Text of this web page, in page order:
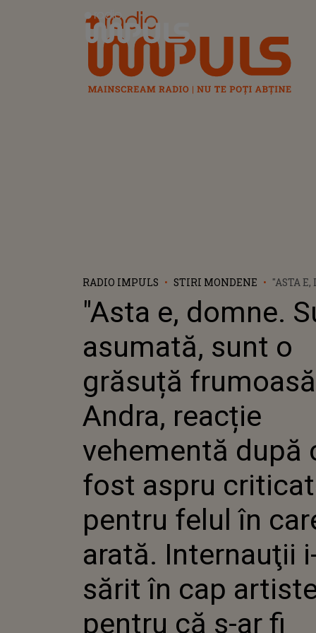
Radio Impuls
RADIO IMPULS STIRI MONDENE
"ASTA
ANDRA,
A FOST
FELUL
"Asta e, domne.
asumată, sunt o
grăsuță
Andra, reacție
vehementă după
fost aspru
pentru felul în
arată. Internauţii
sărit în cap
pentru că s-ar fi